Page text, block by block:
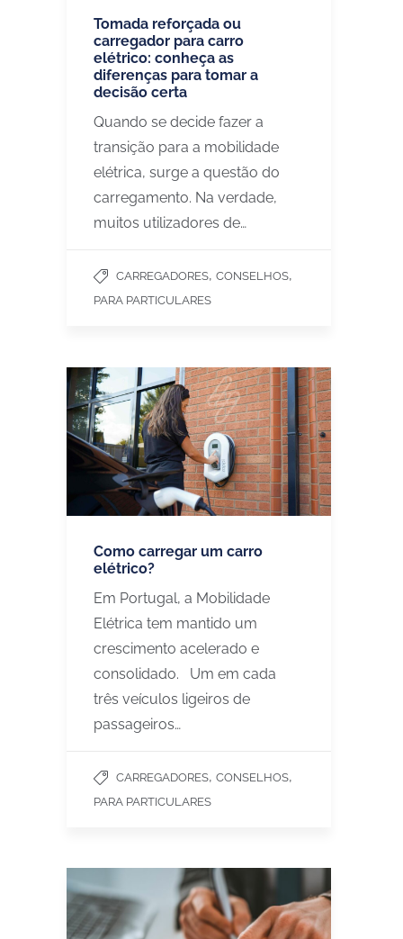
Tomada reforçada ou
carregador para carro
elétrico: conheça as
diferenças para tomar a
decisão certa
Quando se decide fazer a
transição para a mobilidade
elétrica, surge a questão do
carregamento. Na verdade,
muitos utilizadores de…
CARREGADORES, CONSELHOS,
PARA PARTICULARES
Como carregar um carro
elétrico?
Em Portugal, a Mobilidade
Elétrica tem mantido um
crescimento acelerado e
consolidado. Um em cada
três veículos ligeiros de
passageiros…
CARREGADORES, CONSELHOS,
PARA PARTICULARES